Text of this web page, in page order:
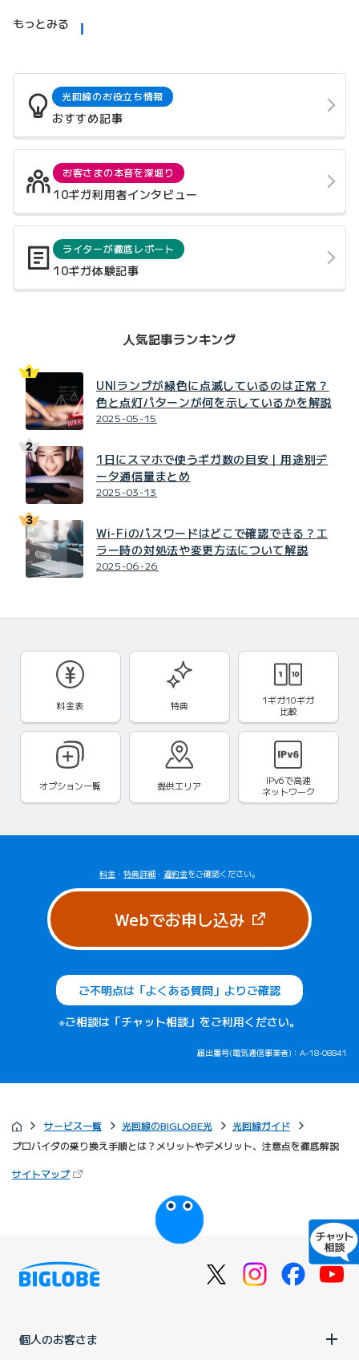
もっとみる
光回線のお役立ち情報
おすすめ記事
お客さまの本音を深堀り
10ギガ利用者インタビュー
ライターが徹底レポート
10ギガ体験記事
人気記事ランキング
UNIランプが緑色に点滅しているのは正常？
色と点灯パターンが何を示しているかを解説
2025-05-15
1日にスマホで使うギガ数の目安｜用途別デ
ータ通信量まとめ
2025-03-13
Wi-Fiのパスワードはどこで確認できる？エ
ラー時の対処法や変更方法について解説
2025-06-26
料金表 特典
1ギガ10ギガ
比較
オプション一覧 提供エリア IPv6で高速
ネットワーク
料金 ・ 特典詳細 ・ 違約金をご確認ください。
Webでお申し込み（新しいタブ
ご不明点は「よくある質問」よりご確認
※ご相談は「チャット相談」をご利用ください。
届出番号(電気通信事業者)：A-18-08841
サービス一覧 光回線のBIGLOBE光
光回線ガイド
プロバイダの乗り換え手順とは？メリットやデメリット、注意点を徹底解説
サイトマップ（新しいタブで開きます）
びっぷるのページ
個人のお客さま